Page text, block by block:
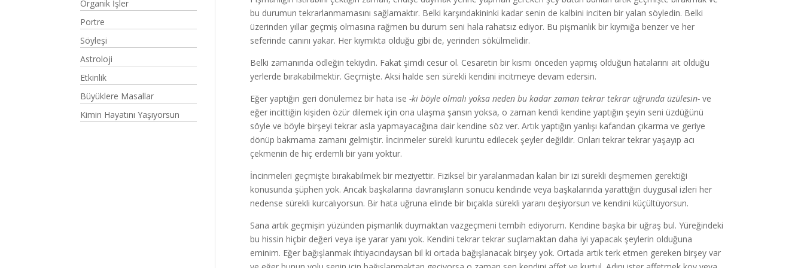
bu durumun tekrarlanmamasını sağlamaktır. Belki karşındakininki kadar senin de kalbini inciten bir yalan söyledin. Belki
üzerinden yıllar geçmiş olmasına rağmen bu durum seni hala rahatsız ediyor. Bu pişmanlık bir kıymığa benzer ve her
seferinde canını yakar. Her kıymıkta olduğu gibi de, yerinden sökülmelidir.
Belki zamanında ödleğin tekiydin. Fakat şimdi cesur ol. Cesaretin bir kısmı önceden yapmış olduğun hatalarını ait olduğu
yerlerde bırakabilmektir. Geçmişte. Aksi halde sen sürekli kendini incitmeye devam edersin.
Eğer yaptığın geri dönülemez bir hata ise -ki böyle olmalı yoksa neden bu kadar zaman tekrar tekrar uğrunda üzülesin-ve
eğer incittiğin kişiden özür dilemek için ona ulaşma şansın yoksa, o zaman kendi kendine yaptığın şeyin seni üzdüğünü
söyle ve böyle birşeyi tekrar asla yapmayacağına dair kendine söz ver. Artık yaptığın yanlışı kafandan çıkarma ve geriye
dönüp bakmama zamanı gelmiştir. İncinmeler sürekli kuruntu edilecek şeyler değildir. Onları tekrar tekrar yaşayıp acı
çekmenin de hiç erdemli bir yanı yoktur.
İncinmeleri geçmişte bırakabilmek bir meziyettir. Fiziksel bir yaralanmadan kalan bir izi sürekli deşmemen gerektiği
konusunda şüphen yok. Ancak başkalarına davranışların sonucu kendinde veya başkalarında yarattığın duygusal izleri her
nedense sürekli kurcalıyorsun. Bir hata uğruna elinde bir bıçakla sürekli yaranı deşiyorsun ve kendini küçültüyorsun.
Sana artık geçmişin yüzünden pişmanlık duymaktan vazgeçmeni tembih ediyorum. Kendine başka bir uğraş bul. Yüreğindeki
bu hissin hiçbir değeri veya işe yarar yanı yok. Kendini tekrar tekrar suçlamaktan daha iyi yapacak şeylerin olduğuna
eminim. Eğer bağışlanmak ihtiyacındaysan bil ki ortada bağışlanacak birşey yok. Ortada artık terk etmen gereken birşey var
Organik İşler
Portre
Söyleşi
Astroloji
Etkinlik
Büyüklere Masallar
Kimin Hayatını Yaşıyorsun